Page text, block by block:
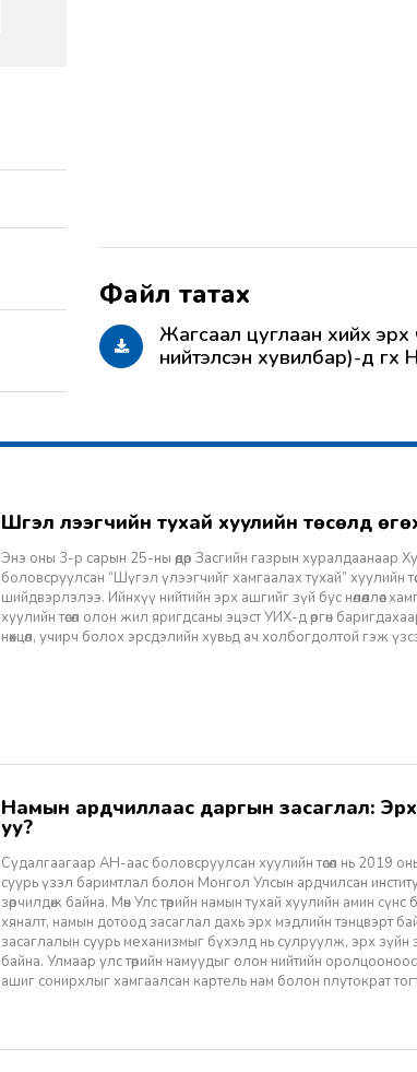
Жагсаал цуглаан хийх эрх
нийтэлсэн хувилбар)-д
Шүгэл үлээгчийн тухай хуулийн төсөлд
Энэ оны 3-р сарын 25-ны өдөр Засгийн газрын хуралдаанаар
боловсруулсан “Шүгэл үлээгчийг хамгаалах тухай” хуулийн
шийдвэрлэлээ. Ийнхүү нийтийн эрх ашгийг зүй бус нөлөөллөөс
хуулийн төсөл олон жил яригдсаны эцэст УИХ-д өргөн
нөхцөл, учирч болох эрсдэлийн хувьд ач холбогдолтой гэж
Намын ардчиллаас даргын засаглал: Эрх зүйн шинэчлэлээс ухрах
уу?
Судалгаагаар АН-аас боловсруулсан хуулийн төсөл нь 2019 оны
суурь үзэл баримтлал болон Монгол Улсын ардчилсан
зөрчилдөж байна. Мөн Улс төрийн намын тухай хуулийн амин
хяналт, намын дотоод засаглал дахь эрх мэдлийн тэнцвэрт
засаглалын суурь механизмыг бүхэлд нь сулруулж, эрх
байна. Улмаар улс төрийн намуудыг олон нийтийн
ашиг сонирхлыг хамгаалсан картель нам болон плутократ